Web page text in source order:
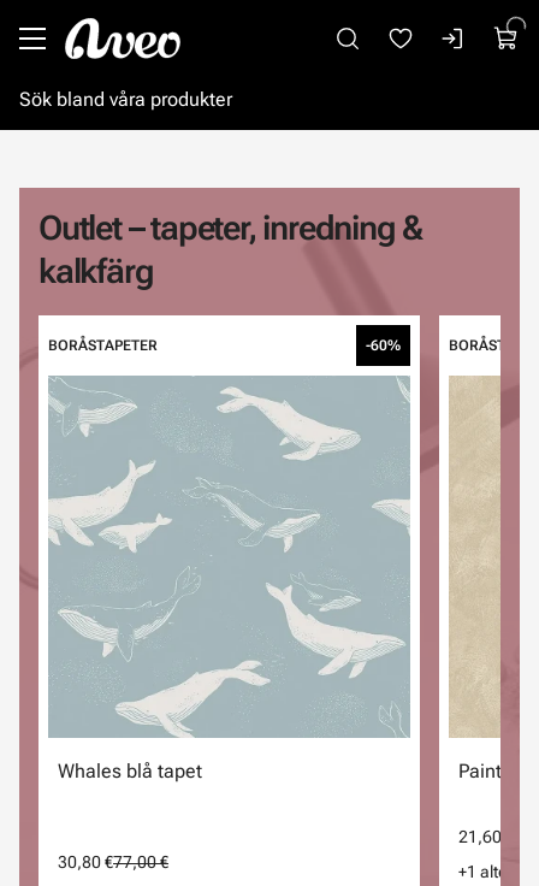
Outlet – tapeter, inredning &
kalkfärg
BORÅSTAPETER -60%
Whales blå tapet
30,80 €77,00 €
21,60 €
+1